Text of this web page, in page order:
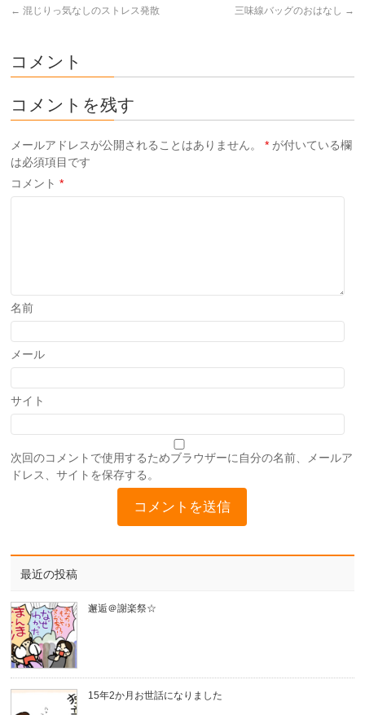
← 混じりっ気なしのストレス発散 三味線バッグのおはなし →
コメント
コメントを残す
メールアドレスが公開されることはありません。 * が付いている欄
は必須項目です
コメント*
名前
メール
サイト
次回のコメントで使用するためブラウザーに自分の名前、メールア
ドレス、サイトを保存する。
最近の投稿
邂逅＠謝楽祭☆
15年2か月お世話になりました